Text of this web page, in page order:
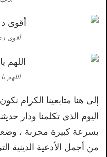
أقوى
اللهم
إلى هنا متابعينا الكرام
بسرعة كبيرة مجربة ،
من أجمل الأدعية الدينية